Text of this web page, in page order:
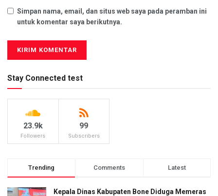
Simpan nama, email, dan situs web saya pada peramban ini
untuk komentar saya berikutnya.
Stay Connected test
23.9k
Followers
99
Subscribers
Trending Comments Latest
Kepala Dinas Kabupaten Bone Diduga Memeras